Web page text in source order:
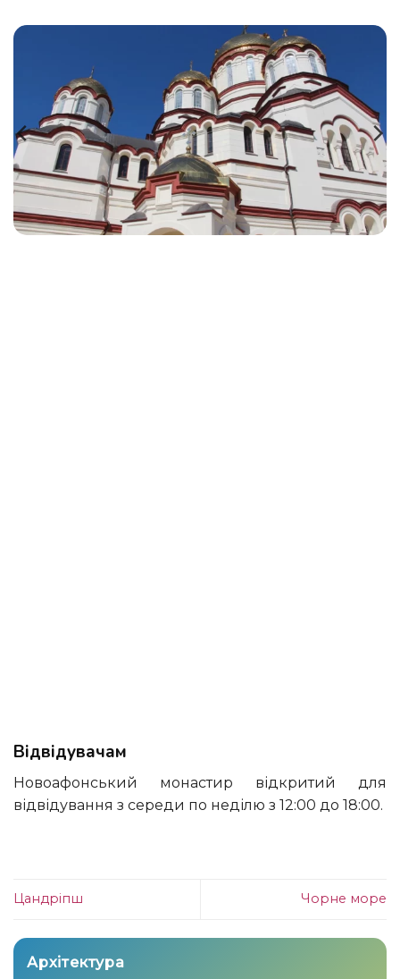
Відвідувачам
Новоафонський монастир відкритий для
відвідування з середи по неділю з 12:00 до 18:00.
Цандріпш Чорне море
Архітектура